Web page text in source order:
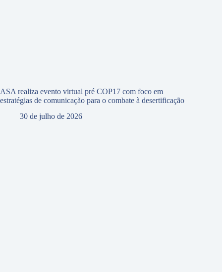
ASA realiza evento virtual pré COP17 com foco em
estratégias de comunicação para o combate à desertificação
30 de julho de 2026